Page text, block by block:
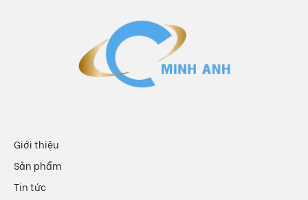
Giới thiệu
Sản phẩm
Tin tức